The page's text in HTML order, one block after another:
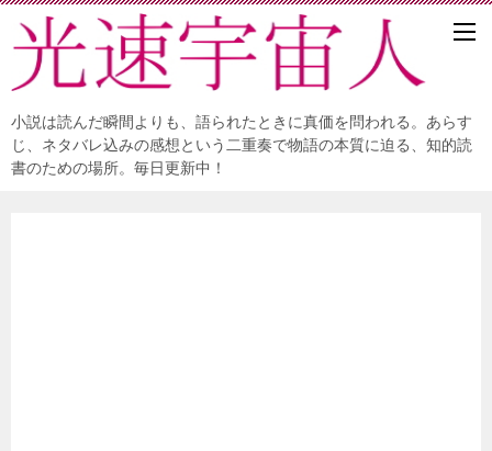
小説は読んだ瞬間よりも、語られたときに真価を問われる。あらす
じ、ネタバレ込みの感想という二重奏で物語の本質に迫る、知的読
書のための場所。毎日更新中！